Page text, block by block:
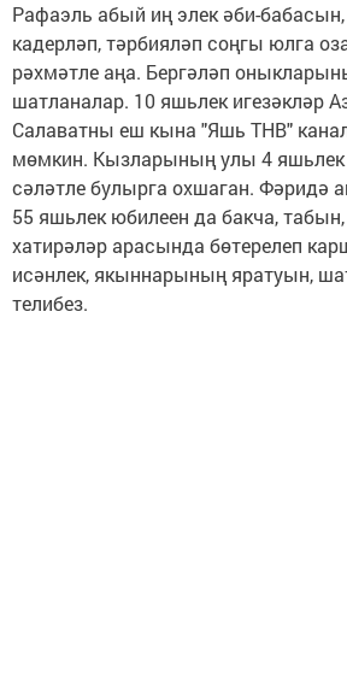
Рафаэль абый иң элек әби-бабасын,
кадерләп, тәрбияләп соңгы юлга
рәхмәтле аңа. Бергәләп
шатланалар. 10 яшьлек игезәкләр
Салаватны еш кына "Яшь ТНВ"
мөмкин. Кызларының улы 4
сәләтле булырга охшаган. Фәридә
55 яшьлек юбилеен да бакча,
хатирәләр арасында бөтерелеп
исәнлек, якыннарының яратуын,
телибез.